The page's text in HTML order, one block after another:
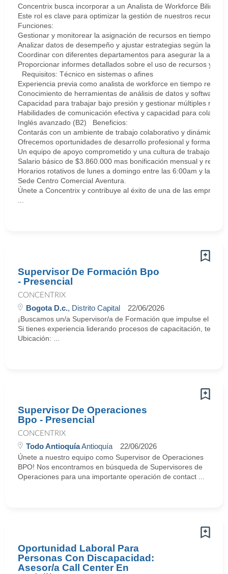
Concentrix busca incorporar a un Analista de Workforce
Este rol es clave para optimizar la gestión de nuestros
Funciones:
Gestionar y monitorear la asignación de recursos en tiempo real.
Analizar datos de desempeño y ajustar estrategias según las
Coordinar con diferentes departamentos para asegurar la
Proporcionar informes detallados sobre el uso de recursos y
Requisitos: Técnico en sistemas o afines
Experiencia previa como analista de workforce en tiempo real o
Conocimiento de herramientas de análisis de datos y software
Capacidad para trabajar bajo presión y gestionar múltiples
Habilidades de comunicación efectiva y capacidad para
Inglés avanzado (B2) Beneficios:
Contarás con un ambiente de trabajo colaborativo y dinámico.
Ofrecemos oportunidades de desarrollo profesional y formación
Un equipo de apoyo comprometido y una cultura de trabajo
Salario básico de $3.860.000 mas bonificación mensual y
Horarios rotativos de lunes a domingo entre las 6:00am y las
Sede Centro Comercial Aventura.
Únete a Concentrix y contribuye al éxito de una de las
Supervisor De Formación Bpo
- Presencial
CONCENTRIX
Bogota D.c., Distrito Capital 22/06/2026
¡Buscamos un/a Supervisor/a de Formación que impulse el
Si tienes experiencia liderando procesos de capacitación, te
Ubicación: ...
Supervisor De Operaciones
Bpo - Presencial
CONCENTRIX
Todo AntioquíaAntioquía 22/06/2026
Únete a nuestro equipo como Supervisor de Operaciones
BPO! Nos encontramos en búsqueda de Supervisores de
Operaciones para una importante operación de contact ...
Oportunidad Laboral Para
Personas Con Discapacidad:
Asesor/a Call Center En